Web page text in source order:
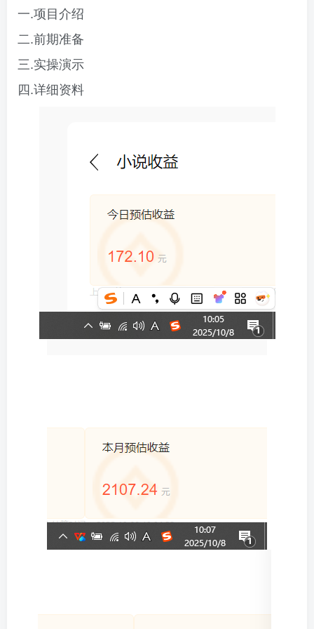
一.项目介绍
二.前期准备
三.实操演示
四.详细资料